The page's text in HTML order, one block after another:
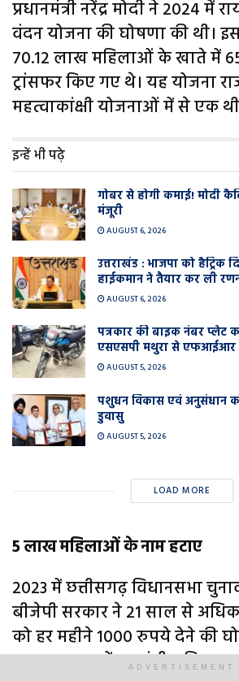
प्रधानमंत्री नरेंद्र मोदी ने 2024 में
वंदन योजना की घोषणा की थी।
70.12 लाख महिलाओं के खाते में
ट्रांसफर किए गए थे। यह योजना
महत्वाकांक्षी योजनाओं में से एक
इन्हें भी पढ़े
गोबर से होगी कमाई! मोदी
मंजूरी
AUGUST 6, 2026
उत्तराखंड : भाजपा को हैट्रिक
हाईकमान ने तैयार कर ली
AUGUST 6, 2026
पत्रकार की बाइक नंबर प्लेट
एसएसपी मथुरा से एफआईआर
AUGUST 5, 2026
पशुधन विकास एवं अनुसंधान
डुवासु
AUGUST 5, 2026
LOAD MORE
5 लाख महिलाओं के नाम हटाए
2023 में छत्तीसगढ़ विधानसभा
बीजेपी सरकार ने 21 साल से
को हर महीने 1000 रुपये देने की
साल अक्टूबर में गृह मंत्री अमित
ADVERTISEMENT